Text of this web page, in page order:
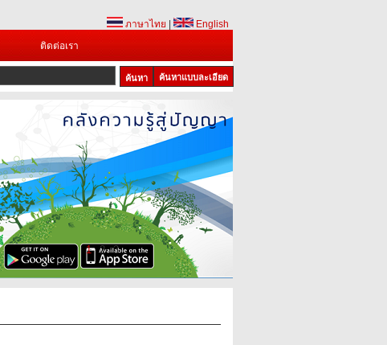
ภาษาไทย
English
ติดต่อเรา
ค้นหาแบบละเอียด
1 2 3